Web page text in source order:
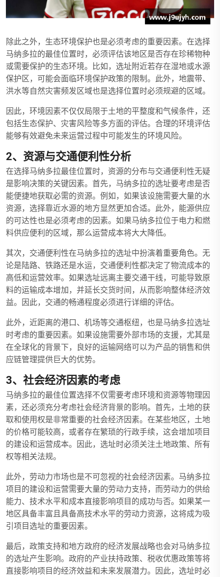
除此之外，生态环境保护也是必须考虑的重要因素。在选择
马纳多拉的最佳位置时，必须评估该地区是否存在珍稀物种
或需要保护的生态环境。比如，选址附近若存在湿地或水源
保护区，可能会面临环境保护政策的限制。此外，地震带、
洪水等自然灾害频发区域也是选择位置时必须规避的区域。
因此，环境因素不仅仅局限于土地的平整度和气候条件，还
包括生态保护、灾害风险等多方面的评估。合理的环境评估
能够有效避免未来运营过程中可能发生的环境风险。
2、资源与交通便利性分析
在选择马纳多拉最佳位置时，资源的分布与交通便利性无疑
是影响决策的关键因素。首先，马纳多拉的选址要考虑是否
能便捷地获取必需的资源。例如，如果该设施需要大量的水
资源，选择靠近水源的地方显然更加合适。此外，能源供应
的可达性也是必须考虑的因素。如果马纳多拉位于电力和燃
料供应便利的区域，那么运营成本将大大降低。
其次，交通便利性在马纳多拉的选址中扮演着重要角色。无
论是陆路、铁路还是水运，交通便利性都决定了物流成本的
高低和运营效率。如果选址远离主要交通干线，可能导致原
料的运输成本增加，并延长交货时间，从而影响整体经济效
益。因此，交通的畅通程度必须进行详细的评估。
此外，近距离的港口、机场等交通枢纽，也是马纳多拉选址
时考虑的重要因素。如果设施需要外部市场的支援，尤其是
在全球化的背景下，良好的运输网络可以为产品的销售和供
应链管理提供巨大的优势。
3、社会经济因素的考虑
马纳多拉的最佳位置选择不仅需要考虑环境和资源等物理因
素，还必须充分考虑社会经济背景的影响。首先，土地的获
取和使用权是非常重要的社会经济因素。在某些地区，土地
的价格可能较高，或者存在繁琐的行政手续，这会增加项目
的建设和运营成本。因此，选址时必须关注土地政策、所有
权等相关法规。
此外，劳动力市场也是不可忽视的社会经济因素。马纳多拉
项目的建设和运营需要大量的劳动力支持，而劳动力的供给
能力、技术水平和成本直接影响项目的成功与否。如果某一
地区具备丰富且具备高技术水平的劳动力资源，这将成为吸
引项目选址的重要因素。
最后，政策支持和地方政府的经济发展战略也会对马纳多拉
的选址产生影响。政府的产业扶持政策、税收优惠政策等将
直接影响项目的经济效益和未来发展潜力。因此，选址时必